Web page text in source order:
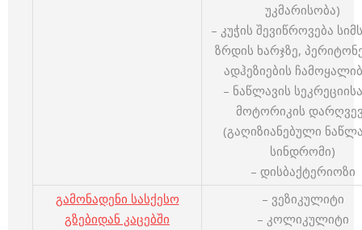
უკმარისობა)
– კუჭის შევიწროვება
ზრდის ხარჯზე,
ადჰეზიების
– ნაწლავის
მოტორიკის
(გაღიზიანებული
სინდრომი)
– დისბაქტერიოზი
გამონადენი სასქესო
გზებიდან კაცებში
– ვეზიკულიტი
– კოლიკულიტი